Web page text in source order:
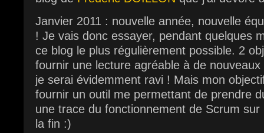
Janvier 2011 : nouvelle année, nouvelle
! Je vais donc essayer, pendant quelques
ce blog le plus régulièrement possible. 2
fournir une lecture agréable à de
je serai évidemment ravi ! Mais mon
fournir un outil me permettant de prendre
une trace du fonctionnement de Scrum
la fin :)